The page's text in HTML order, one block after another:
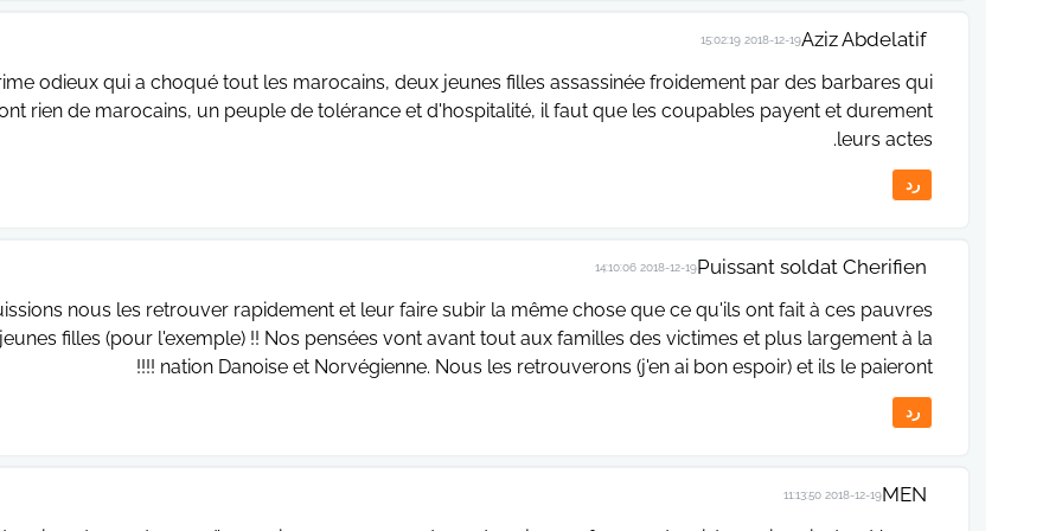
Aziz Abdelatif
2018-12-19 15:02:19
odieux qui a choqué tout les marocains, deux jeunes filles assassinée froidement par des barbares qui
rien de marocains, un peuple de tolérance et d'hospitalité, il faut que les coupables payent et durement
leurs actes.
رد
Puissant soldat Cherifien
2018-12-19 14:10:06
nous les retrouver rapidement et leur faire subir la même chose que ce qu'ils ont fait à ces pauvres
jeunes filles (pour l'exemple) !! Nos pensées vont avant tout aux familles des victimes et plus largement à la
nation Danoise et Norvégienne. Nous les retrouverons (j'en ai bon espoir) et ils le paieront !!!!
رد
MEN
2018-12-19 11:13:50